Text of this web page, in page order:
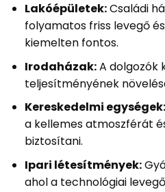
Lakóépületek:Családi
folyamatos friss levegő
kiemelten fontos.
Irodaházak:A dolgozók
teljesítményének
Kereskedelmi egységek:
a kellemes atmoszférát
biztosítani.
Ipari létesítmények:
ahol a technológiai